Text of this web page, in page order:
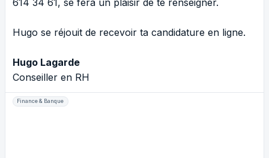
Hugo se réjouit de recevoir ta candidature en ligne.
Hugo Lagarde
Conseiller en RH
Finance & Banque